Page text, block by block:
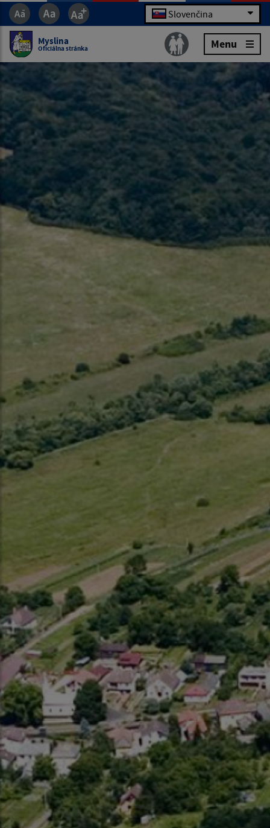
Slovenčina
Myslina
Oficiálna stránka Menu